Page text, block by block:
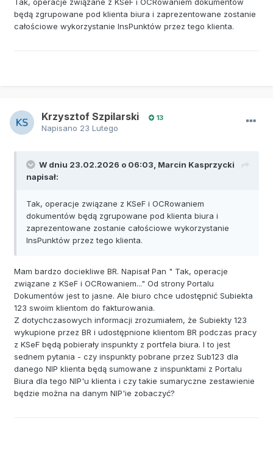
będą zgrupowane pod klienta biura i zaprezentowane zostanie
całościowe wykorzystanie InsPunktów przez tego klienta.
Krzysztof Szpilarski 13
Napisano 23 Lutego
W dniu 23.02.2026 o 06:03, Marcin Kasprzycki
napisał:
Tak, operacje związane z KSeF i OCRowaniem
dokumentów będą zgrupowane pod klienta biura i
zaprezentowane zostanie całościowe wykorzystanie
InsPunktów przez tego klienta.
Mam bardzo dociekliwe BR. Napisał Pan " Tak, operacje
związane z KSeF i OCRowaniem..." Od strony Portalu
Dokumentów jest to jasne. Ale biuro chce udostępnić Subiekta
123 swoim klientom do fakturowania.
Z dotychczasowych informacji zrozumiałem, że Subiekty 123
wykupione przez BR i udostępnione klientom BR podczas pracy
z KSeF będą pobierały inspunkty z portfela biura. I to jest
sednem pytania - czy inspunkty pobrane przez Sub123 dla
danego NIP klienta będą sumowane z inspunktami z Portalu
Biura dla tego NIP'u klienta i czy takie sumaryczne zestawienie
będzie można na danym NIP'ie zobaczyć?